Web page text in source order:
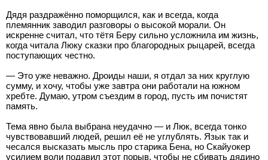
Дядя раздражённо поморщился, как и всегда, когда
племянник заводил разговоры о высокой морали. Он
искренне считал, что тётя Беру сильно усложнила им жизнь,
когда читала Люку сказки про благородных рыцарей, всегда
поступающих честно.
— Это уже неважно. Дроиды наши, я отдал за них круглую
сумму, и хочу, чтобы уже завтра они работали на южном
хребте. Думаю, утром съездим в город, пусть им почистят
память.
Тема явно была выбрана неудачно — и Люк, всегда тонко
чувствовавший людей, решил её не углублять. Язык так и
чесался высказать мысль про старика Бена, но Скайуокер
усилием воли подавил этот порыв, чтобы не сбивать дядино